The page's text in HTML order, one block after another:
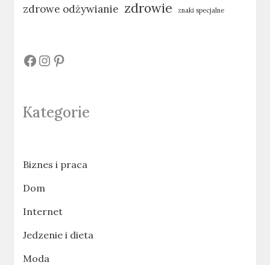
zdrowe odżywianie zdrowie znaki specjalne
# # #
Kategorie
Biznes i praca
Dom
Internet
Jedzenie i dieta
Moda